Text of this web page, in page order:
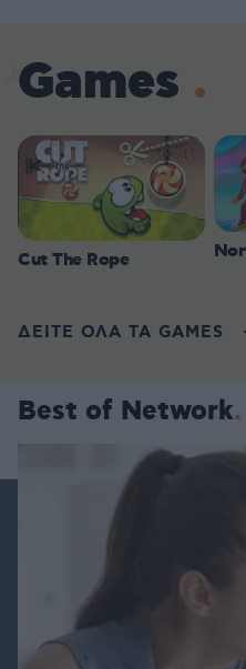
Games
Cut The Rope
ΔΕΙΤΕ ΟΛΑ ΤΑ GAMES
Best of Network